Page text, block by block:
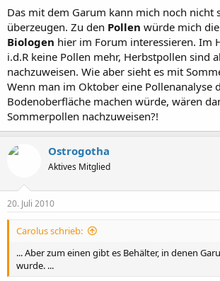
Ende August bis Anfang September spätestens
Darüberhinaus hat man Pollen von 350
Das mit dem Garum kann mich noch nicht
überzeugen. Zu den Pollen würde mich
Biologen hier im Forum interessieren. Im
i.d.R keine Pollen mehr, Herbstpollen sind
nachzuweisen. Wie aber sieht es mit
Wenn man im Oktober eine Pollenanalyse
Bodenoberfläche machen würde, wären
Sommerpollen nachzuweisen?!
Ostrogotha
Aktives Mitglied
20. Juli 2010
Carolus schrieb:
... Aber zum einen gibt es Behälter, in denen
wurde. ...